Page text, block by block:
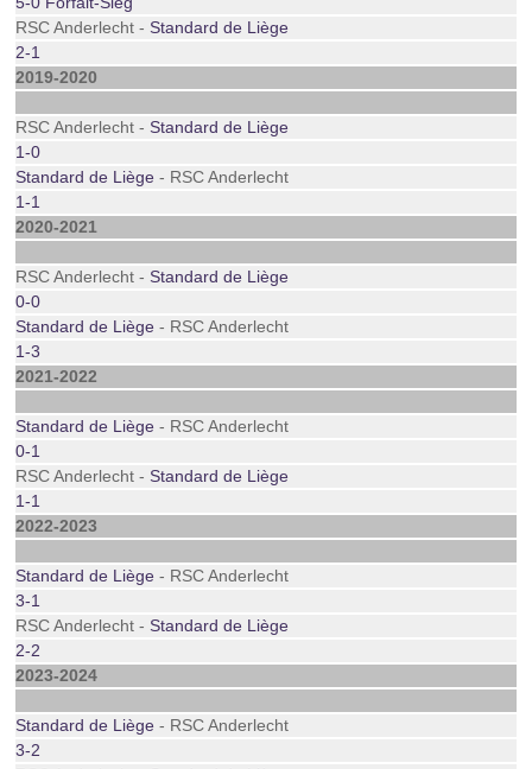
RSC Anderlecht -Standard de Liège
2-1
2019-2020
RSC Anderlecht -Standard de Liège
1-0
Standard de Liège - RSC Anderlecht
1-1
2020-2021
RSC Anderlecht -Standard de Liège
0-0
Standard de Liège - RSC Anderlecht
1-3
2021-2022
Standard de Liège - RSC Anderlecht
0-1
RSC Anderlecht -Standard de Liège
1-1
2022-2023
Standard de Liège - RSC Anderlecht
3-1
RSC Anderlecht -Standard de Liège
2-2
2023-2024
Standard de Liège - RSC Anderlecht
3-2